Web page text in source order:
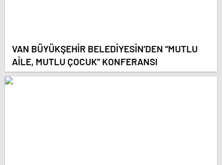
VAN BÜYÜKŞEHİR BELEDİYESİN’DEN “MUTLU
AİLE, MUTLU ÇOCUK” KONFERANSI